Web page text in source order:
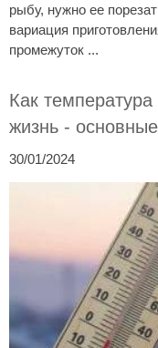
рыбу, нужно ее
вариация
промежуток ...
Как
жизнь -
30/01/2024